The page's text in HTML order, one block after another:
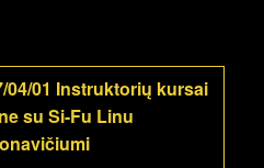
04/01 Instruktorių kursai
su Si-Fu Linu